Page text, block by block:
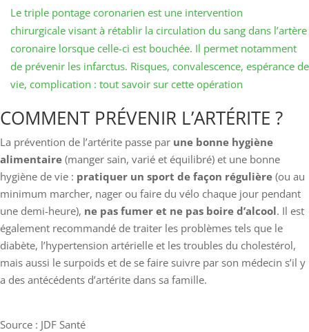
Le triple pontage coronarien est une intervention
chirurgicale visant à rétablir la circulation du sang dans l’artère
coronaire lorsque celle-ci est bouchée. Il permet notamment
de prévenir les infarctus. Risques, convalescence, espérance de
vie, complication : tout savoir sur cette opération
COMMENT PRÉVENIR L’ARTÉRITE ?
La prévention de l’artérite passe par une bonne hygiène
alimentaire (manger sain, varié et équilibré) et une bonne
hygiène de vie : pratiquer un sport de façon régulière (ou au
minimum marcher, nager ou faire du vélo chaque jour pendant
une demi-heure), ne pas fumer et ne pas boire d’alcool. Il est
également recommandé de traiter les problèmes tels que le
diabète, l’hypertension artérielle et les troubles du cholestérol,
mais aussi le surpoids et de se faire suivre par son médecin s’il y
a des antécédents d’artérite dans sa famille.
Source : JDF Santé